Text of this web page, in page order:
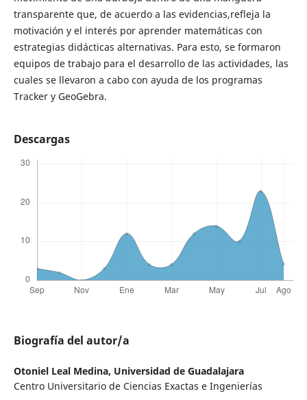
transparente que, de acuerdo a las evidencias,refleja la
motivación y el interés por aprender matemáticas con
estrategias didácticas alternativas. Para esto, se formaron
equipos de trabajo para el desarrollo de las actividades, las
cuales se llevaron a cabo con ayuda de los programas
Tracker y GeoGebra.
Descargas
Biografía del autor/a
Otoniel Leal Medina, Universidad de Guadalajara
Centro Universitario de Ciencias Exactas e Ingenierías